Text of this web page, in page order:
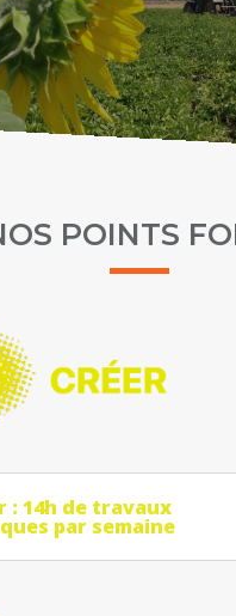
POINTS
: 14h de travaux
par semaine